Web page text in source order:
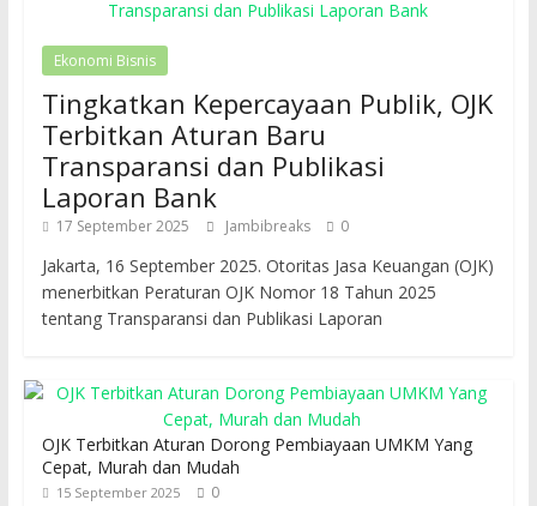
Ekonomi Bisnis
Tingkatkan Kepercayaan Publik, OJK
Terbitkan Aturan Baru
Transparansi dan Publikasi
Laporan Bank
17 September 2025 Jambibreaks 0
Jakarta, 16 September 2025. Otoritas Jasa Keuangan (OJK)
menerbitkan Peraturan OJK Nomor 18 Tahun 2025
tentang Transparansi dan Publikasi Laporan
OJK Terbitkan Aturan Dorong Pembiayaan UMKM Yang
Cepat, Murah dan Mudah
15 September 2025 0